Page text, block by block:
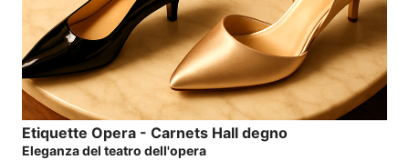
Etiquette Opera - Carnets Hall degno
Eleganza del teatro dell'opera